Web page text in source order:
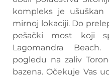
kompleks je
mirnoj lokaciji. Do
pešački most koji
Lagomandra
pogledu na zaliv
bazena. Očekuje Vas